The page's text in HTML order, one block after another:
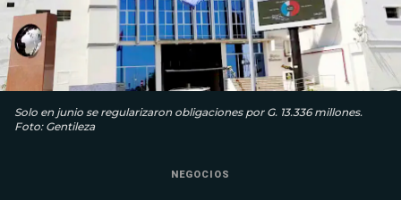
Solo en junio se regularizaron obligaciones por G. 13.336 millones.
Foto: Gentileza
NEGOCIOS